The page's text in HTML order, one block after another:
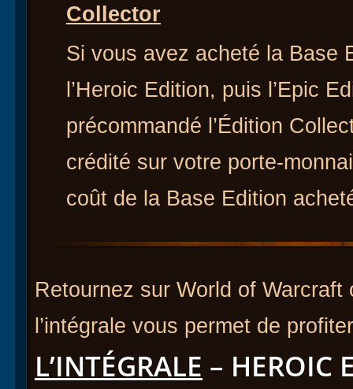
Collector
Si vous avez acheté la Base
l’Heroic Edition, puis l’Epic
précommandé l’Édition
crédité sur votre porte-
coût de la Base Edition
Retournez sur World of
l’intégrale vous permet de
L’INTÉGRALE – HEROIC